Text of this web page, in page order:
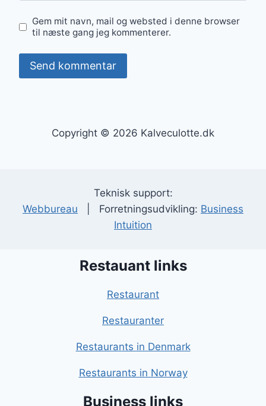
Gem mit navn, mail og websted i denne browser
til næste gang jeg kommenterer.
Copyright © 2026 Kalveculotte.dk
Teknisk support:
Webbureau | Forretningsudvikling: Business
Intuition
Restauant links
Restaurant
Restauranter
Restaurants in Denmark
Restaurants in Norway
Business links